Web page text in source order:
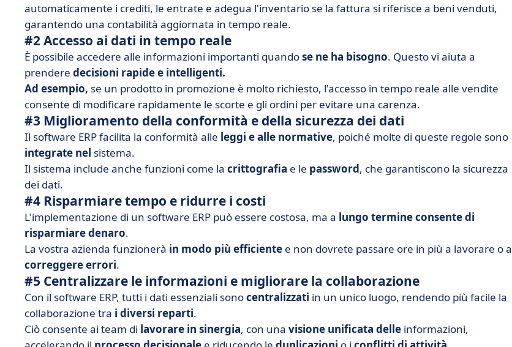
automaticamente i crediti, le entrate e adegua l'inventario se la fattura si riferisce a beni venduti,
garantendo una contabilità aggiornata in tempo reale.
#2 Accesso ai dati in tempo reale
È possibile accedere alle informazioni importanti quandose ne ha bisogno. Questo vi aiuta a
prendere decisioni rapide e intelligenti.
Ad esempio, se un prodotto in promozione è molto richiesto, l'accesso in tempo reale alle vendite
consente di modificare rapidamente le scorte e gli ordini per evitare una carenza.
#3 Miglioramento della conformità e della sicurezza dei dati
Il software ERP facilita la conformità alle leggi e alle normative, poiché molte di queste regole sono
integrate nel sistema.
Il sistema include anche funzioni come la crittografia e le password, che garantiscono la sicurezza
dei dati.
#4 Risparmiare tempo e ridurre i costi
L'implementazione di un software ERP può essere costosa, ma a lungo termine consente di
risparmiare denaro.
La vostra azienda funzionerà in modo più efficiente e non dovrete passare ore in più a lavorare o a
correggere errori.
#5 Centralizzare le informazioni e migliorare la collaborazione
Con il software ERP, tutti i dati essenziali sonocentralizzati in un unico luogo, rendendo più facile la
collaborazione tra i diversi reparti.
Ciò consente ai team di lavorare in sinergia, con una visione unificata delle informazioni,